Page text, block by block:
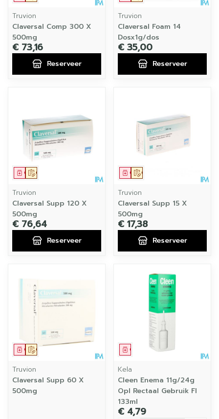
Truvion
Claversal Comp 300 X
500mg
€ 73,16
Reserveer
Truvion
Claversal Foam 14
Dosx1g/dos
€ 35,00
Reserveer
Op voorschrift
Geneesmiddel
Truvion
Claversal Supp 120 X
500mg
€ 76,64
Reserveer
Op voorschrift
Geneesmiddel
Truvion
Claversal Supp 15 X
500mg
€ 17,38
Reserveer
Op voorschrift
Geneesmiddel
Truvion
Claversal Supp 60 X
500mg
Geneesmiddel
Kela
Cleen Enema 11g/24g
Opl Rectaal Gebruik Fl
133ml
€ 4,79